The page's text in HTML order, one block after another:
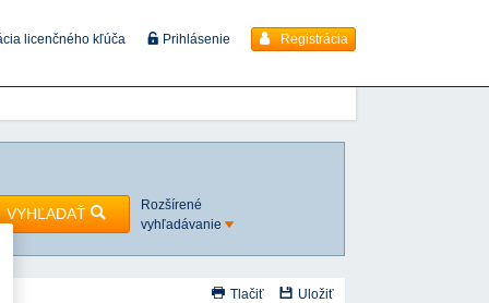
licenčného kľúča Prihlásenie Registrácia
VYHĽADAŤ
Rozšírené
vyhľadávanie
Tlačiť
Uložiť